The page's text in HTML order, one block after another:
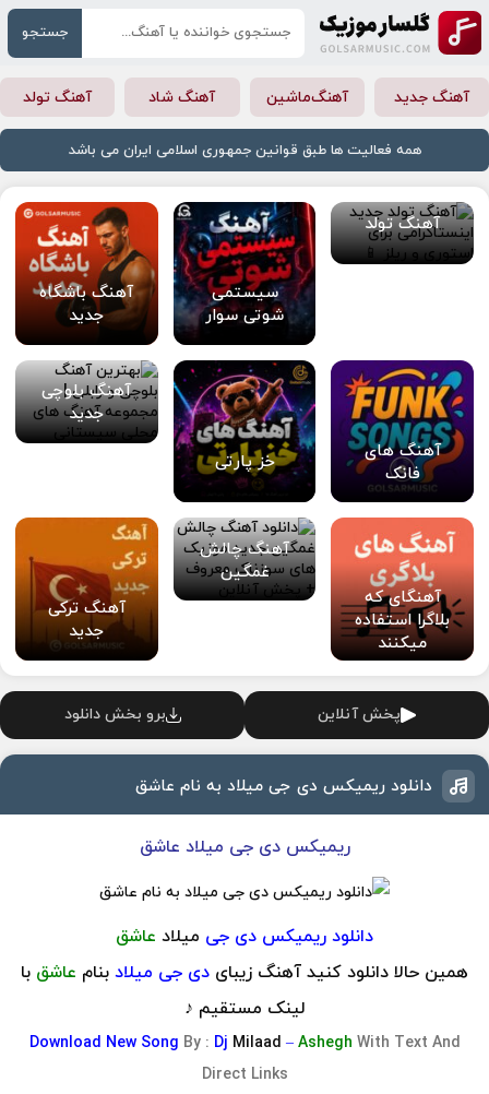
جستجو
آهنگ جدید آهنگ‌ماشین آهنگ شاد آهنگ تولد
همه فعالیت ها طبق قوانین جمهوری اسلامی ایران می باشد
آهنگ تولد
سیستمی
شوتی سوار
آهنگ باشگاه
جدید
آهنگ های
فانک
خز پارتی
آهنگ بلوچی
جدید
آهنگای که
بلاگرا استفاده
میکنند
آهنگ چالش
غمگین
آهنگ ترکی
جدید
پخش آنلاین برو بخش دانلود
دانلود ریمیکس دی جی میلاد به نام عاشق
ریمیکس دی جی میلاد عاشق
دانلود ریمیکس دی جی میلاد عاشق
همین حالا دانلود کنید آهنگ زیبای دی جی میلاد بنام عاشق با
لینک مستقیم ♪
Download New Song By : Dj Milaad – Ashegh With Text And
Direct Links